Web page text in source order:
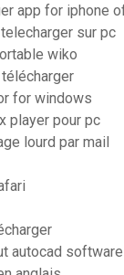
app for iphone
sur pc
wiko
for windows
player pour pc
lourd par mail
autocad software